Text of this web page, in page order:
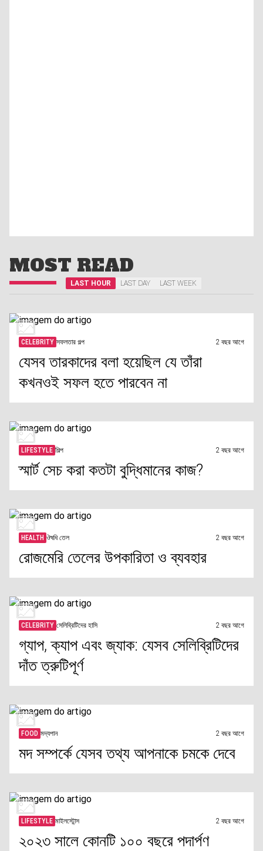
MOST READ
LAST HOUR LAST DAY LAST WEEK
CELEBRITY সফলতার গল্প 2 বছর আগে
যেসব তারকাদের বলা হয়েছিল যে তাঁরা
কখনওই সফল হতে পারবেন না
LIFESTYLE শিল্প 2 বছর আগে
স্মার্ট সেচ করা কতটা বুদ্ধিমানের কাজ?
HEALTH ঔষধি তেল 2 বছর আগে
রোজমেরি তেলের উপকারিতা ও ব্যবহার
CELEBRITY সেলিব্রিটিদের হাসি 2 বছর আগে
গ্যাপ, ক্যাপ এবং জ্যাক: যেসব সেলিব্রিটিদের
দাঁত ত্রুটিপূর্ণ
FOOD মদ্যপান 2 বছর আগে
মদ সম্পর্কে যেসব তথ্য আপনাকে চমকে দেবে
LIFESTYLE মাইলস্টোন্স 2 বছর আগে
২০২৩ সালে কোনটি ১০০ বছরে পদার্পণ